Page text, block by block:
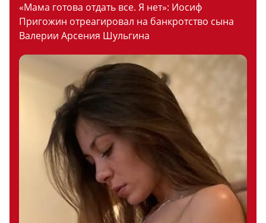
«Мама готова отдать все. Я нет»: Иосиф
Пригожин отреагировал на банкротство сына
Валерии Арсения Шульгина